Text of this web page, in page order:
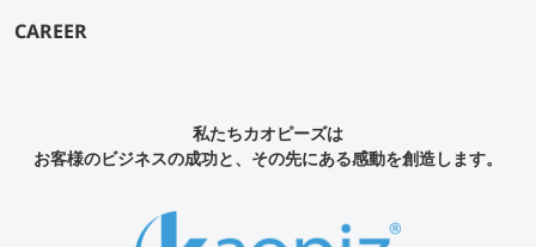
CAREER
私たちカオピーズは
お客様のビジネスの成功と、その先にある感動を創造します。